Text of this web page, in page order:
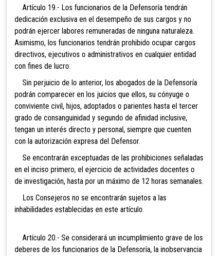
Artículo 19.- Los funcionarios de la Defensoría tendrán
dedicación exclusiva en el desempeño de sus cargos y no
podrán ejercer labores remuneradas de ninguna naturaleza.
Asimismo, los funcionarios tendrán prohibido ocupar cargos
directivos, ejecutivos o administrativos en cualquier entidad
con fines de lucro.
Sin perjuicio de lo anterior, los abogados de la Defensoría
podrán comparecer en los juicios que ellos, su cónyuge o
conviviente civil, hijos, adoptados o parientes hasta el tercer
grado de consanguinidad y segundo de afinidad inclusive,
tengan un interés directo y personal, siempre que cuenten
con la autorización expresa del Defensor.
Se encontrarán exceptuadas de las prohibiciones señaladas
en el inciso primero, el ejercicio de actividades docentes o
de investigación, hasta por un máximo de 12 horas semanales.
Los Consejeros no se encontrarán sujetos a las
inhabilidades establecidas en este artículo.
Artículo 20.- Se considerará un incumplimiento grave de los
deberes de los funcionarios de la Defensoría, la inobservancia